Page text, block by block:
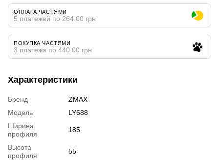
ОПЛАТА ЧАСТЯМИ
5 платежей по 264.00 грн
ПОКУПКА ЧАСТЯМИ
3 платежа по 440.00 грн
Характеристики
Бренд
ZMAX
Модель
LY688
Ширина
профиля
185
Высота
профиля
55